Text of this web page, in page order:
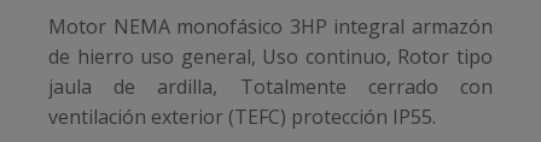
Motor NEMA monofásico 3HP integral armazón
de hierro uso general, Uso continuo, Rotor tipo
jaula de ardilla, Totalmente cerrado con
ventilación exterior (TEFC) protección IP55.